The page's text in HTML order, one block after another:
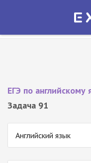
Экзамер —
ЕГЭ по английскому
Задача 91
Английский язык